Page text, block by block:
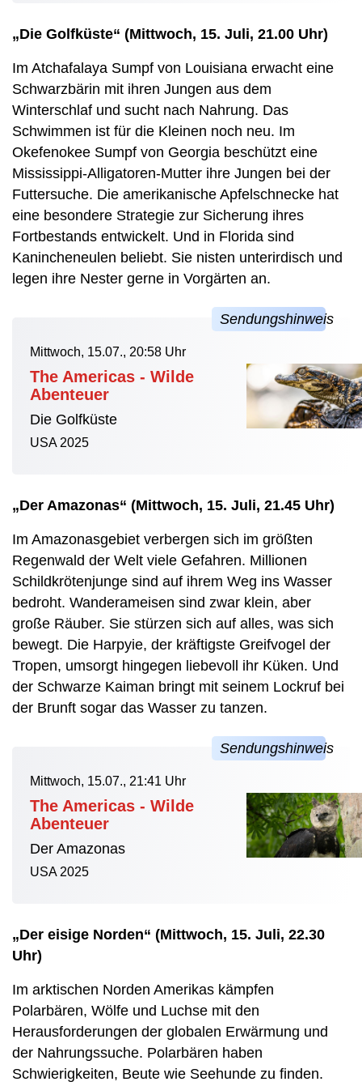
„Die Golfküste“ (Mittwoch, 15. Juli, 21.00 Uhr)
Im Atchafalaya Sumpf von Louisiana erwacht eine
Schwarzbärin mit ihren Jungen aus dem
Winterschlaf und sucht nach Nahrung. Das
Schwimmen ist für die Kleinen noch neu. Im
Okefenokee Sumpf von Georgia beschützt eine
Mississippi-Alligatoren-Mutter ihre Jungen bei der
Futtersuche. Die amerikanische Apfelschnecke hat
eine besondere Strategie zur Sicherung ihres
Fortbestands entwickelt. Und in Florida sind
Kanincheneulen beliebt. Sie nisten unterirdisch und
legen ihre Nester gerne in Vorgärten an.
Mittwoch, 15.07., 20:58 Uhr
The Americas - Wilde
Abenteuer
Die Golfküste
USA 2025
„Der Amazonas“ (Mittwoch, 15. Juli, 21.45 Uhr)
Im Amazonasgebiet verbergen sich im größten
Regenwald der Welt viele Gefahren. Millionen
Schildkrötenjunge sind auf ihrem Weg ins Wasser
bedroht. Wanderameisen sind zwar klein, aber
große Räuber. Sie stürzen sich auf alles, was sich
bewegt. Die Harpyie, der kräftigste Greifvogel der
Tropen, umsorgt hingegen liebevoll ihr Küken. Und
der Schwarze Kaiman bringt mit seinem Lockruf bei
der Brunft sogar das Wasser zu tanzen.
Mittwoch, 15.07., 21:41 Uhr
The Americas - Wilde
Abenteuer
Der Amazonas
USA 2025
„Der eisige Norden“ (Mittwoch, 15. Juli, 22.30
Uhr)
Im arktischen Norden Amerikas kämpfen
Polarbären, Wölfe und Luchse mit den
Herausforderungen der globalen Erwärmung und
der Nahrungssuche. Polarbären haben
Schwierigkeiten, Beute wie Seehunde zu finden.